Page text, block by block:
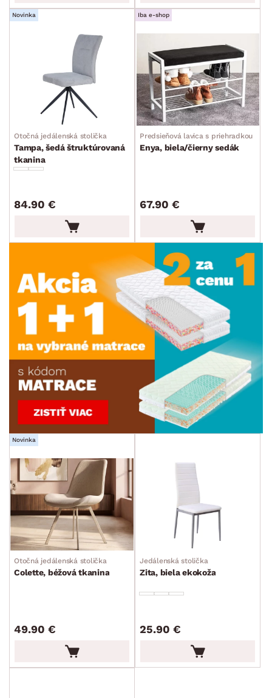
Novinka
Otočná jedálenská stolička
Tampa, šedá štruktúrovaná
tkanina
84.90 €
Iba e-shop
Predsieňová lavica s priehradkou na
Enya, biela/čierny sedák
67.90 €
Novinka
Otočná jedálenská stolička
Colette, béžová tkanina
49.90 €
Jedálenská stolička
Zita, biela ekokoža
25.90 €